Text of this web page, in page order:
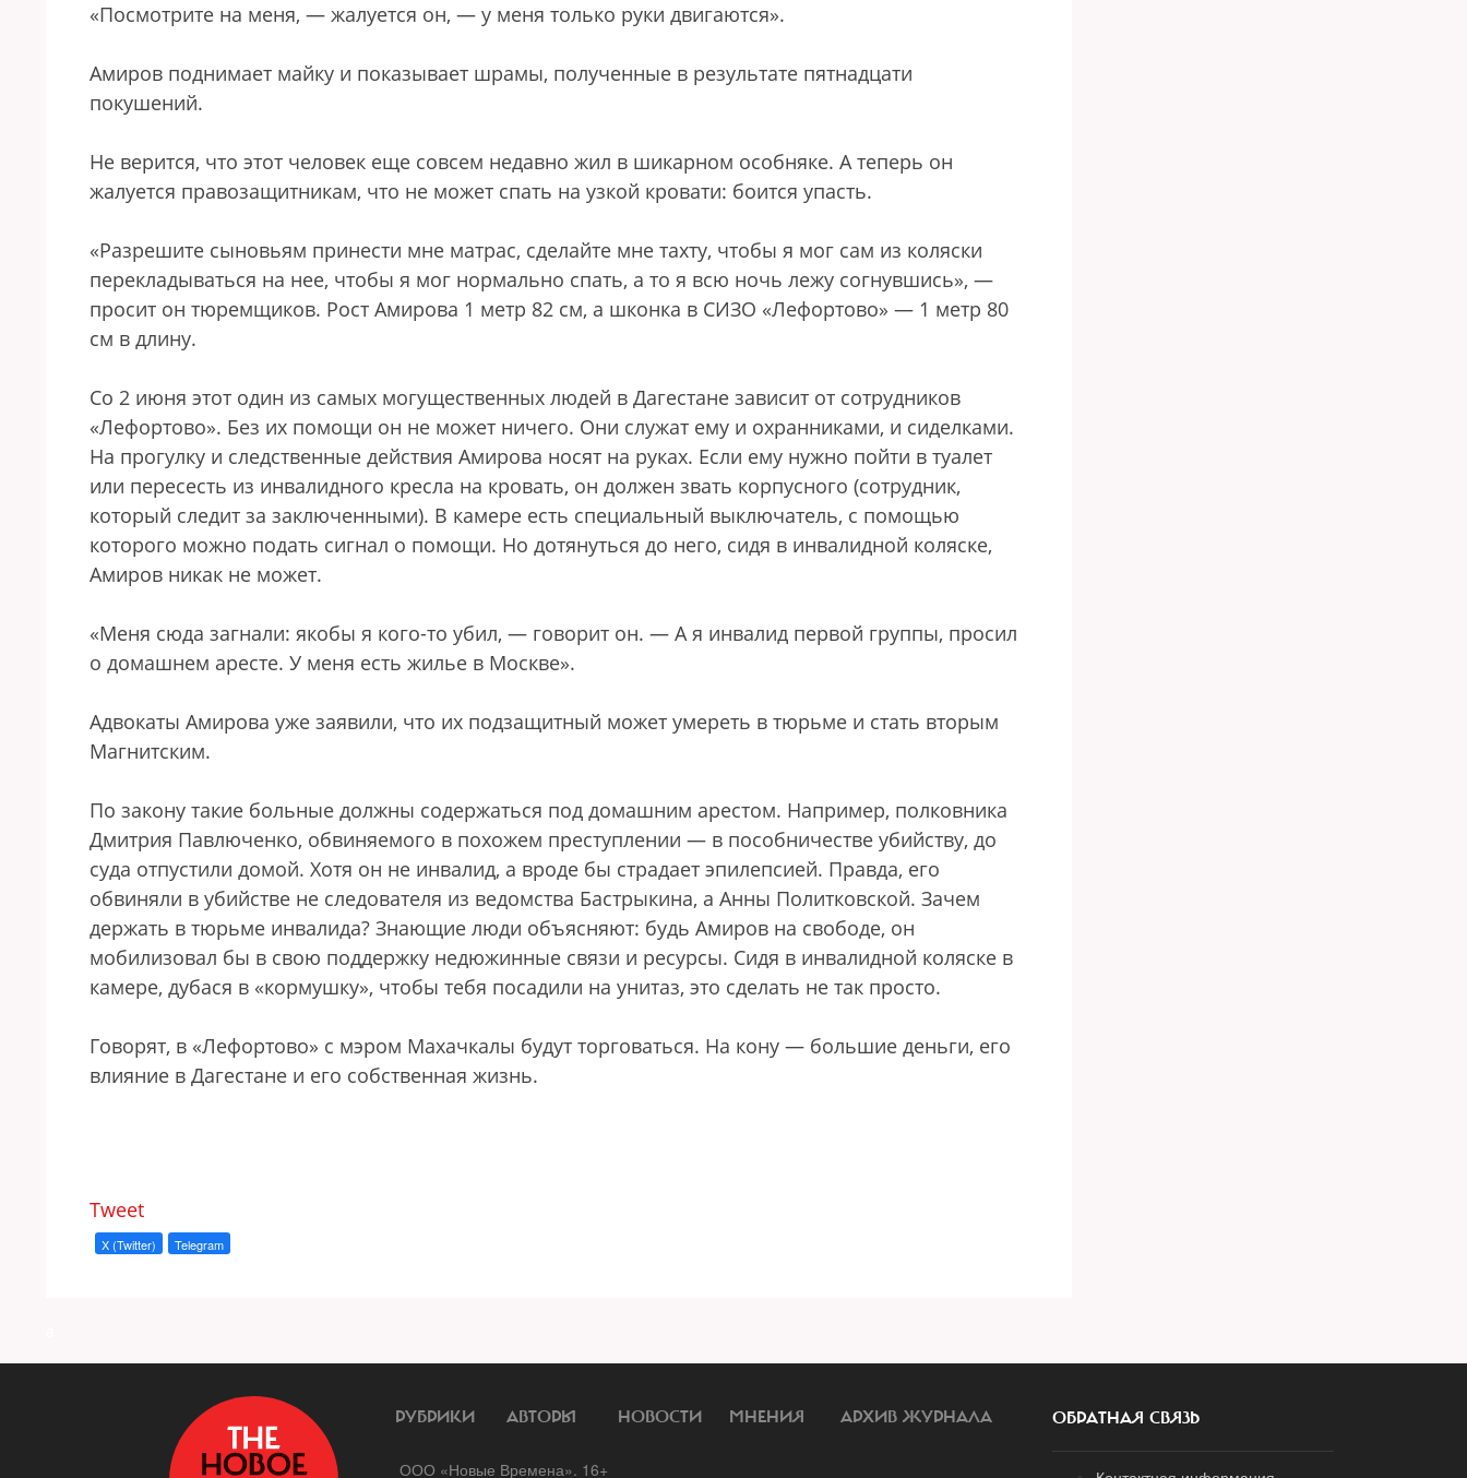
«Посмотрите на меня, — жалуется он, — у меня только руки двигаются».
Амиров поднимает майку и показывает шрамы, полученные в результате пятнадцати
покушений.
Не верится, что этот человек еще совсем недавно жил в шикарном особняке. А теперь он
жалуется правозащитникам, что не может спать на узкой кровати: боится упасть.
«Разрешите сыновьям принести мне матрас, сделайте мне тахту, чтобы я мог сам из коляски
перекладываться на нее, чтобы я мог нормально спать, а то я всю ночь лежу согнувшись», —
просит он тюремщиков. Рост Амирова 1 метр 82 см, а шконка в СИЗО «Лефортово» — 1 метр 80
см в длину.
Со 2 июня этот один из самых могущественных людей в Дагестане зависит от сотрудников
«Лефортово». Без их помощи он не может ничего. Они служат ему и охранниками, и сиделками.
На прогулку и следственные действия Амирова носят на руках. Если ему нужно пойти в туалет
или пересесть из инвалидного кресла на кровать, он должен звать корпусного (сотрудник,
который следит за заключенными). В камере есть специальный выключатель, с помощью
которого можно подать сигнал о помощи. Но дотянуться до него, сидя в инвалидной коляске,
Амиров никак не может.
«Меня сюда загнали: якобы я кого-то убил, — говорит он. — А я инвалид первой группы, просил
о домашнем аресте. У меня есть жилье в Москве».
Адвокаты Амирова уже заявили, что их подзащитный может умереть в тюрьме и стать вторым
Магнитским.
По закону такие больные должны содержаться под домашним арестом. Например, полковника
Дмитрия Павлюченко, обвиняемого в похожем преступлении — в пособничестве убийству, до
суда отпустили домой. Хотя он не инвалид, а вроде бы страдает эпилепсией. Правда, его
обвиняли в убийстве не следователя из ведомства Бастрыкина, а Анны Политковской. Зачем
держать в тюрьме инвалида? Знающие люди объясняют: будь Амиров на свободе, он
мобилизовал бы в свою поддержку недюжинные связи и ресурсы. Сидя в инвалидной коляске в
камере, дубася в «кормушку», чтобы тебя посадили на унитаз, это сделать не так просто.
Говорят, в «Лефортово» с мэром Махачкалы будут торговаться. На кону — большие деньги, его
влияние в Дагестане и его собственная жизнь.
Tweet
X (Twitter) Telegram
РУБРИКИ АВТОРЫ НОВОСТИ МНЕНИЯ АРХИВ ЖУРНАЛА
ООО «Новые Времена». 16+
ОБРАТНАЯ СВЯЗЬ